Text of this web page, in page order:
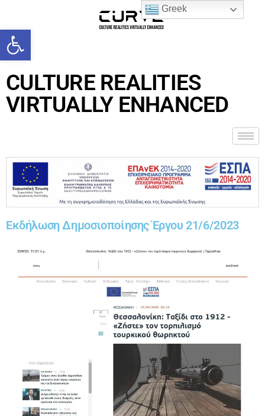
Open toolbar
CULTURE REALITIES
VIRTUALLY ENHANCED
Εκδήλωση Δημοσιοποίησης Έργου 21/6/2023
Greek